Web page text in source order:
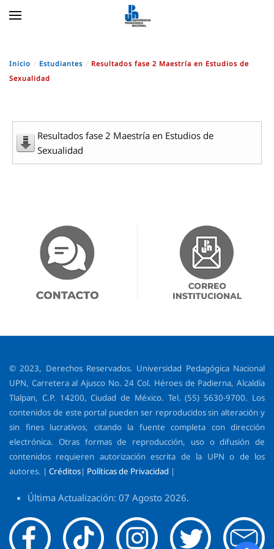
Inicio Estudiantes
Resultados fase 2 Maestría en Estudios de
Sexualidad
Resultados fase 2 Maestría en Estudios de
Sexualidad
© 2023, Derechos Reservados. Universidad Pedagógica Nacional
UPN, Carretera al Ajusco No. 24 Col. Héroes de Padierna, Alcaldía
Tlalpan, C.P. 14200, Ciudad de México. Tel. (55) 5630-9700. Los
contenidos de este portal pueden ser reproducidos sin alteración y
sin fines lucrativos, citando la fuente completa con dirección
electrónica. Otras formas de reproducción, uso o difusión de
contenidos requieren autorización escrita de la UPN o de los
autores. | Créditos| Políticas de Privacidad |
Última Actualización: 07 Agosto 2026.